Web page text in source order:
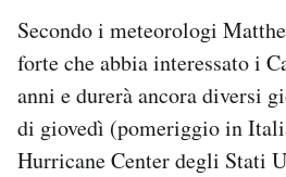
Secondo i meteorologi
forte che abbia interessato i
anni e durerà ancora diversi
di giovedì (pomeriggio in
Hurricane Center degli Stati